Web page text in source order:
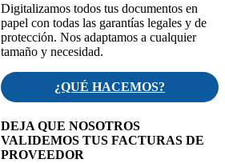
Digitalizamos todos tus documentos en
papel con todas las garantías legales y de
protección. Nos adaptamos a cualquier
tamaño y necesidad.
¿QUÉ HACEMOS?
DEJA QUE NOSOTROS
VALIDEMOS TUS FACTURAS DE
PROVEEDOR